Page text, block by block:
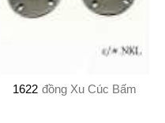
1622 đồng Xu Cúc Bấm